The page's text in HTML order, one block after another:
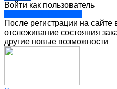
Войти как пользователь
После регистрации на сайте
отслеживание состояния
другие новые возможности